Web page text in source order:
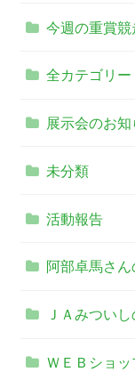
今週の重賞
全カテゴリー
展示会のお
未分類
活動報告
阿部卓馬さん
ＪＡみついし
ＷＥＢショ